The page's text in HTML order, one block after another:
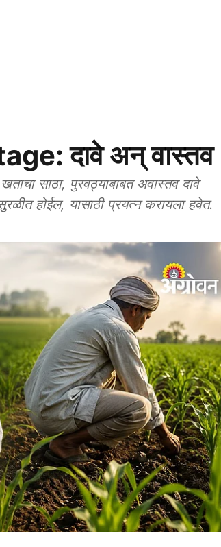
दावे अन् वास्तव
साठा, पुरवठ्याबाबत अवास्तव दावे
होईल, यासाठी प्रयत्न करायला हवेत.